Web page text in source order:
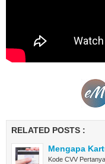
RELATED POSTS :
Mengapa
Kode CVV